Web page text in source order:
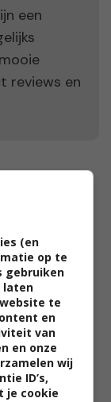
een
reviews en
naar
toch?”
(en
op te
gebruiken
laten
te
en
van
en onze
wij
ID’s,
je cookie